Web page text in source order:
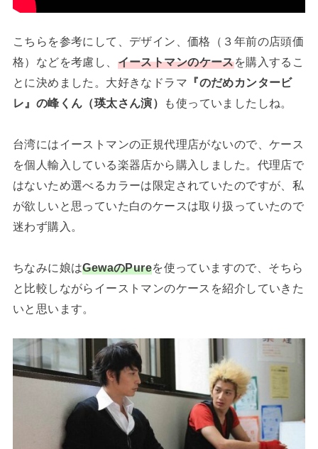
こちらを参考にして、デザイン、価格（３年前の店頭価
格）などを考慮し、 イーストマンのケースを購入するこ
とに決めました。大好きなドラマ 『のだめカンタービ
レ』の峰くん（瑛太さん演）
も使っていましたしね。
台湾にはイーストマンの正規代理店がないので、ケース
を個人輸入している楽器店から購入しました。代理店で
はないため選べるカラーは限定されていたのですが、私
が欲しいと思っていた白のケースは取り扱っていたので
迷わず購入。
ちなみに娘はGewaのPureを使っていますので、そちら
と比較しながらイーストマンのケースを紹介していきた
いと思います。